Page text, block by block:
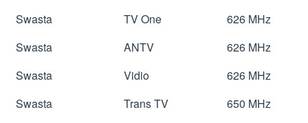
Swasta
TV One
626 MHz
Swasta
ANTV
626 MHz
Swasta
Vidio
626 MHz
Swasta
Trans TV
650 MHz